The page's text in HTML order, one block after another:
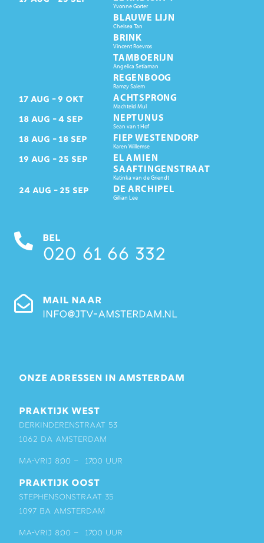
Yvonne Gorter
BLAUWE LIJN
Chelsea Tan
BRINK
Vincent Roevros
TAMBOERIJN
Angelica Setiaman
REGENBOOG
Ramzy Salem
17 AUG 9 OKT ACHTSPRONG
Machteld Mul
18 AUG 4 SEP NEPTUNUS
Sean van t Hof
18 AUG 18 SEP FIEP WESTENDORP
Karen Willemse
19 AUG 25 SEP
EL AMIEN
SAAFTINGENSTRAAT
Katinka van de Griendt
24 AUG 25 SEP DE ARCHIPEL
Gillian Lee
BEL
020 61 66 332
MAIL NAAR
info@jtv-amsterdam.nl
ONZE ADRESSEN IN AMSTERDAM
PRAKTIJK WEST
Derkinderenstraat 53
1062 DA Amsterdam
ma-vrij 8:00 – 17:00 uur
PRAKTIJK OOST
Stephensonstraat 35
1097 BA Amsterdam
ma-vrij 8:00 – 17:00 uur